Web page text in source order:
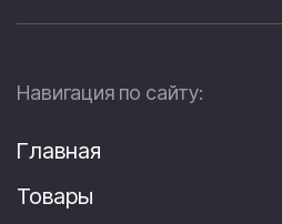
Навигация по сайту:
Главная
Товары